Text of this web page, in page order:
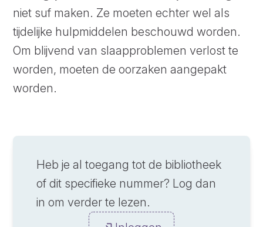
niet suf maken. Ze moeten echter wel als
tijdelijke hulpmiddelen beschouwd worden.
Om blijvend van slaapproblemen verlost te
worden, moeten de oorzaken aangepakt
worden.
Heb je al toegang tot de bibliotheek
of dit specifieke nummer? Log dan
in om verder te lezen.